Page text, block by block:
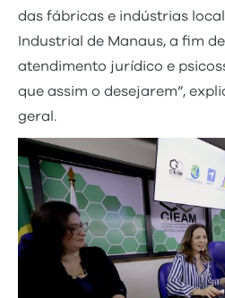
das fábricas e indústrias
Industrial de Manaus, a fim
atendimento jurídico e
que assim o desejarem”,
geral.